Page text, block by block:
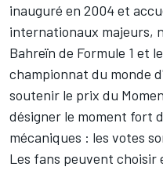
inauguré en 2004 et
internationaux majeurs,
Bahreïn de Formule 1 et
championnat du monde
soutenir le prix du
désigner le moment fort
mécaniques : les votes
Les fans peuvent choisir